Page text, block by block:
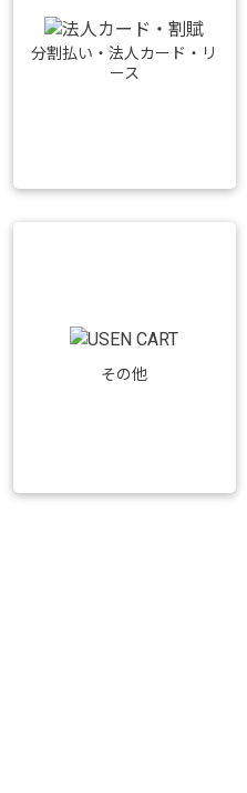
分割払い・法人カード・リ
ース
その他